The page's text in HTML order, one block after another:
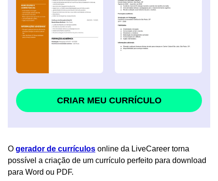
CRIAR MEU CURRÍCULO
O gerador de currículos online da LiveCareer torna
possível a criação de um currículo perfeito para download
para Word ou PDF.